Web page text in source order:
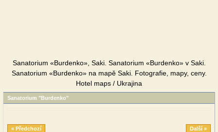
Sanatorium «Burdenko», Saki. Sanatorium «Burdenko» v Saki.
Sanatorium «Burdenko» na mapě Saki. Fotografie, mapy, ceny.
Hotel maps / Ukrajina
Sanatorium "Burdenko"
« Předchozí Další »